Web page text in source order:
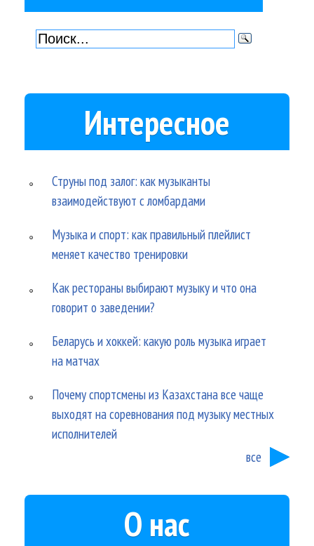
Интересное
Струны под залог: как музыканты
взаимодействуют с ломбардами
Музыка и спорт: как правильный плейлист
меняет качество тренировки
Как рестораны выбирают музыку и что она
говорит о заведении?
Беларусь и хоккей: какую роль музыка играет
на матчах
Почему спортсмены из Казахстана все чаще
выходят на соревнования под музыку местных
исполнителей
все
О нас